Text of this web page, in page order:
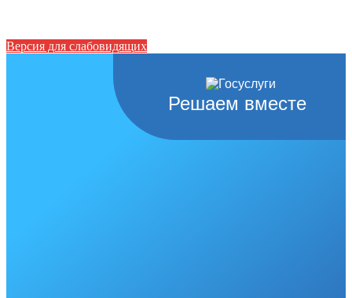
Версия для слабовидящих
Решаем вместе